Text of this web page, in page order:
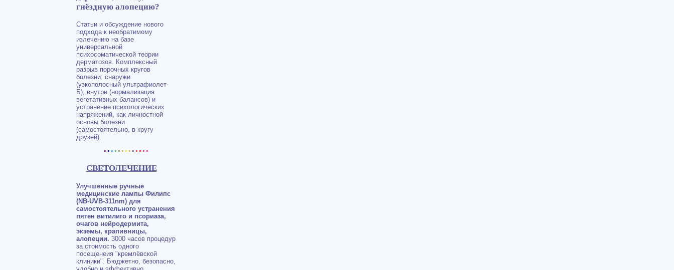
гнёздную алопецию?
Статьи и обсуждение нового
подхода к необратимому
излечению на базе
универсальной
психосоматической теории
дерматозов. Комплексный
разрыв порочных кругов
болезни: снаружи
(узкополосный ультрафиолет-
Б), внутри (нормализация
вегетативных балансов) и
устранение психологических
напряжений, как личностной
основы болезни
(самостоятельно, в кругу
друзей).
.............
СВЕТОЛЕЧЕНИЕ
Улучшенные ручные
медицинские лампы Филипс
(NB-UVB-311nm) для
самостоятельного устранения
пятен витилиго и псориаза,
очагов нейродермита,
экземы, крапивницы,
алопеции. 3000 часов процедур
за стоимость одного
посещенеия "кремлёвской
клиники". Бюджетно, безопасно,